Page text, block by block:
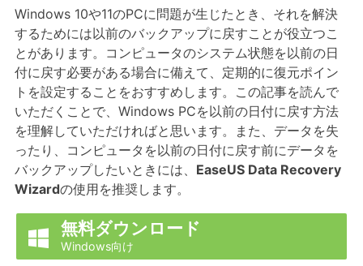
Windows 10や11のPCに問題が生じたとき、それを解決
するためには以前のバックアップに戻すことが役立つこ
とがあります。コンピュータのシステム状態を以前の日
付に戻す必要がある場合に備えて、定期的に復元ポイン
トを設定することをおすすめします。この記事を読んで
いただくことで、Windows PCを以前の日付に戻す方法
を理解していただければと思います。また、データを失
ったり、コンピュータを以前の日付に戻す前にデータを
バックアップしたいときには、 EaseUS Data Recovery
Wizardの使用を推奨します。
 無料ダウンロード
Windows向け